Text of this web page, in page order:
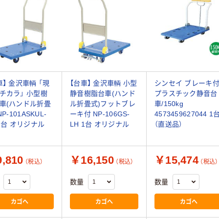
】 金沢車輌 「現
カラ」 小型樹
(ハンドル折畳
101ASKUL-
オリジナル
【台車】 金沢車輌 小型
静音樹脂台車(ハンド
ル折畳式)フットブレ
ーキ付 NP-106GS-
LH 1台 オリジナル
シンセイ ブレーキ付
プラスチック静音台
車/150kg
4573459627044 1
（直送品）
（税込）
カゴへ
￥16,150 （税込）
数量
カゴへ
￥15,474 （税込）
数量
カゴへ